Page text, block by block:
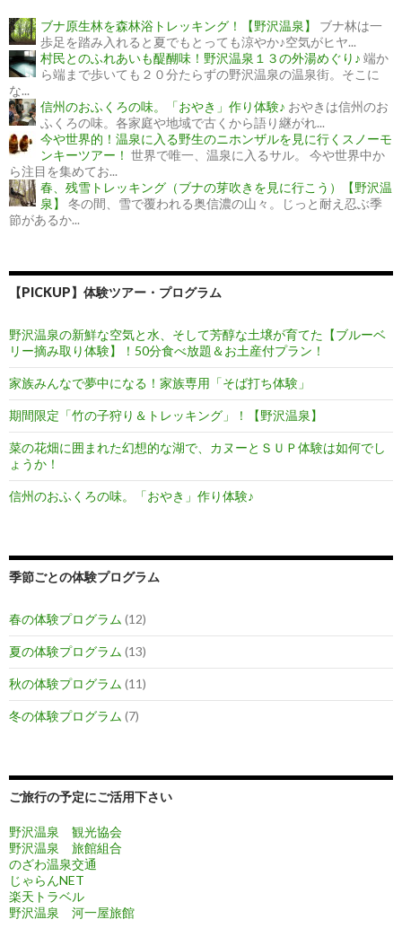
ブナ原生林を森林浴トレッキング！【野沢温泉】
ブナ林は一
歩足を踏み入れると夏でもとっても涼やか♪空気がヒヤ...
村民とのふれあいも醍醐味！野沢温泉１３の外湯めぐり♪ 端か
ら端まで歩いても２０分たらずの野沢温泉の温泉街。そこに
な...
信州のおふくろの味。「おやき」作り体験♪ おやきは信州のお
ふくろの味。各家庭や地域で古くから語り継がれ...
今や世界的！温泉に入る野生のニホンザルを見に行くスノーモ
ンキーツアー！ 世界で唯一、温泉に入るサル。 今や世界中か
ら注目を集めてお...
春、残雪トレッキング（ブナの芽吹きを見に行こう）【野沢温
泉】
冬の間、雪で覆われる奥信濃の山々。じっと耐え忍ぶ季
節があるか...
【PICKUP】体験ツアー・プログラム
野沢温泉の新鮮な空気と水、そして芳醇な土壌が育てた【ブルーベ
リー摘み取り体験】！50分食べ放題＆お土産付プラン！
家族みんなで夢中になる！家族専用「そば打ち体験」
期間限定「竹の子狩り＆トレッキング」！【野沢温泉】
菜の花畑に囲まれた幻想的な湖で、カヌーとＳＵＰ体験は如何でし
ょうか！
信州のおふくろの味。「おやき」作り体験♪
季節ごとの体験プログラム
春の体験プログラム (12)
夏の体験プログラム (13)
秋の体験プログラム (11)
冬の体験プログラム (7)
ご旅行の予定にご活用下さい
野沢温泉 観光協会
野沢温泉 旅館組合
のざわ温泉交通
じゃらんNET
楽天トラベル
野沢温泉 河一屋旅館